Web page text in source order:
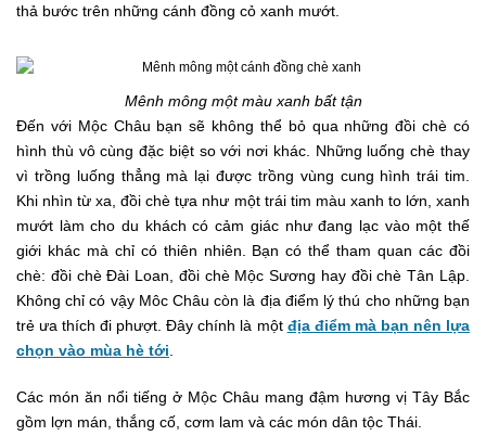
thả bước trên những cánh đồng cỏ xanh mướt.
Mênh mông một màu xanh bất tận
Đến với Mộc Châu bạn sẽ không thể bỏ qua những đồi chè có
hình thù vô cùng đặc biệt so với nơi khác. Những luống chè thay
vì trồng luống thẳng mà lại được trồng vùng cung hình trái tim.
Khi nhìn từ xa, đồi chè tựa như một trái tim màu xanh to lớn, xanh
mướt làm cho du khách có cảm giác như đang lạc vào một thế
giới khác mà chỉ có thiên nhiên. Bạn có thể tham quan các đồi
chè: đồi chè Đài Loan, đồi chè Mộc Sương hay đồi chè Tân Lập.
Không chỉ có vậy Môc Châu còn là địa điểm lý thú cho những bạn
trẻ ưa thích đi phượt. Đây chính là một địa điểm mà bạn nên lựa
chọn vào mùa hè tới
Các món ăn nổi tiếng ở Mộc Châu mang đậm hương vị Tây Bắc
gồm lợn mán, thắng cố, cơm lam và các món dân tộc Thái.